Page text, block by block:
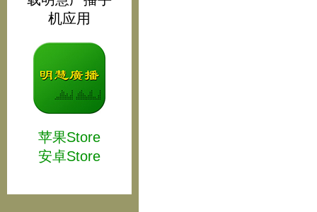
机应用
苹果Store
安卓Store